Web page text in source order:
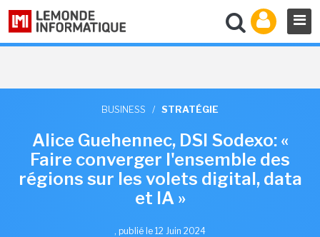
BUSINESS / STRATÉGIE
Alice Guehennec, DSI Sodexo: «
Faire converger l'ensemble des
régions sur les volets digital, data
et IA »
, publié le 12 Juin 2024